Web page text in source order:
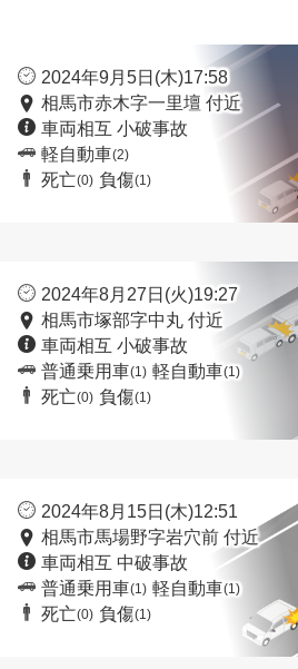
2024年9月5日(木)17:58
相馬市赤木字一里壇 付近
車両相互 小破事故
軽自動車(2)
死亡(0) 負傷(1)
2024年8月27日(火)19:27
相馬市塚部字中丸 付近
車両相互 小破事故
普通乗用車(1) 軽自動車(1)
死亡(0) 負傷(1)
2024年8月15日(木)12:51
相馬市馬場野字岩穴前 付近
車両相互 中破事故
普通乗用車(1) 軽自動車(1)
死亡(0) 負傷(1)